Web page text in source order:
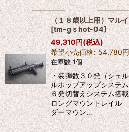
（１８歳以上用）マル
[tm-gｓhot-04]
49,310円(税込)
希望小売価格: 54,780円
在庫数 1個
・装弾数３０発（シェ
ルホップアップシステ
６発切替えシステム搭
ロングマウントレイル
ダーマウン…